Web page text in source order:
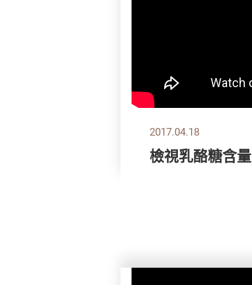
2017.04.18
檢視乳酪糖含量